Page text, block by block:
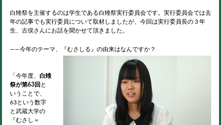
白雉祭を主催するのは学生である白雉祭実行委員会です。実行委員会では去
年の記事でも実行委員について取材しましたが、今回は実行委員長の３年
生、古俣さんにお話を聞かせて頂きました。
――今年のテーマ、『むさしる』の由来はなんですか？
「今年度、 白雉
祭が第63回 と
いうことで、
63という数字
と武蔵大学の
『むさし＝